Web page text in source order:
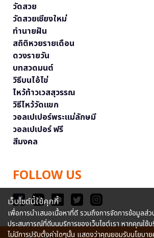
วัดสวย
วัดสวยเชียงใหม่
ทำนายฝัน
สถิติหวยรายเดือน
ดวงรายวัน
บทสวดมนต์
วิธีบนไอ้ไข่
ไหว้ท้าวเวสสุวรรณ
วิธีไหว้วัดแขก
วอลเปเปอร์พระแม่ลักษมี
วอลเปเปอร์ ฟรี
สีมงคล
FOLLOW US
เว็บไซต์นี้ใช้คุกกี้
เพื่อการนำเสนอเนื้อหาที่ดี รวมถึงการจัดการข้อมูลส่
ประสบการณ์ที่ดีบนบริการของเว็บไซต์เรา หากคุณใช้
ไม่มีการปรับตั้งค่าใดๆนั้น แสดงว่าคุณยอมรับนโยบา